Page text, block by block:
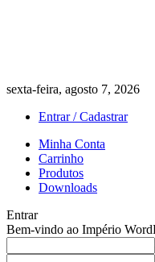
sexta-feira, agosto 7, 2026
Entrar / Cadastrar
Minha Conta
Carrinho
Produtos
Downloads
Entrar
Bem-vindo ao Império